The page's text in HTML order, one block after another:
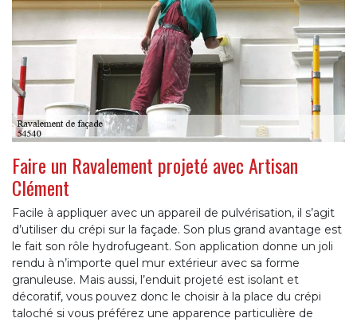
Faire un Ravalement projeté avec Artisan
Clément
Facile à appliquer avec un appareil de pulvérisation, il s’agit
d’utiliser du crépi sur la façade. Son plus grand avantage est
le fait son rôle hydrofugeant. Son application donne un joli
rendu à n’importe quel mur extérieur avec sa forme
granuleuse. Mais aussi, l’enduit projeté est isolant et
décoratif, vous pouvez donc le choisir à la place du crépi
taloché si vous préférez une apparence particulière de